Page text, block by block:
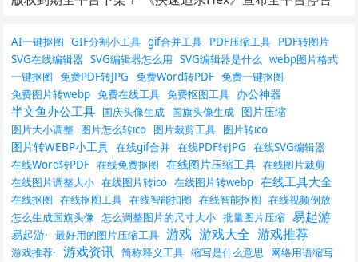
AI一键抠图 GIF分割小工具 gif合并工具 PDF压缩工具 PDF转图片
SVG在线编辑器 SVG编辑器怎么用 SVG编辑器是什么 webp图片格式
一键抠图 免费PDF转JPG 免费Word转PDF 免费一键抠图
免费图片转webp 免费在线工具 免费抠图工具 办公神器
半文鱼办公工具 国庆头像生成 国旗头像生成 图片压缩
图片大小调整 图片怎么转ico 图片裁剪工具 图片转ico
图片转WEBP小工具 在线gif合并 在线PDF转JPG 在线SVG编辑器
在线Word转PDF 在线免费抠图 在线图片压缩工具 在线图片裁剪
在线图片调整大小 在线图片转ico 在线图片转webp 在线工具大全
在线抠图 在线抠图工具 在线智能扣图 在线智能抠图 在线视频倒放
怎么生成国旗头像 怎么调整图片的尺寸大小 批量图片压缩 易起游
易起游· 最好用的图片压缩工具 游戏 游戏大全 游戏推荐
游戏推荐· 游戏资讯 简称释义工具 缩写是什么意思
网络用语缩写